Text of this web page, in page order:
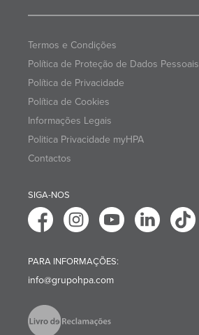
Termos e Condições
Política de Proteção de Dados Pessoais
Política de Privacidade
Política de Cookies
Informações Legais
Politica Privacidade myHPA
Contactos
SIGA-NOS
PARA INFORMAÇÕES:
info@grupohpa.com